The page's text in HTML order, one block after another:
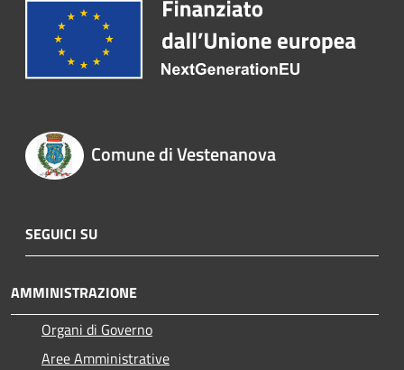
Comune di Vestenanova
SEGUICI SU
AMMINISTRAZIONE
Organi di Governo
Aree Amministrative